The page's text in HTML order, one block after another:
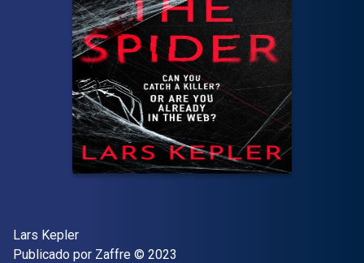
Autor(es)
Lars Kepler
Editor
Publicado por Zaffre Copyright
© 2023